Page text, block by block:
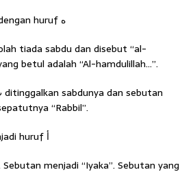
6. Huruf ﺡ digantikan dengan huruf ﻩ
betul adalah “Al-hamdulillah…”.
“Rabbil”.
9. Huruf ﻉ ditukar menjadi huruf ﺃ
menjadi “Iyaka”. Sebutan yang